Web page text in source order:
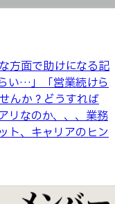
方面で助けになる記
い…」「営業続けら
んか？どうすれば
リなのか、、、業務
ト、キャリアのヒン